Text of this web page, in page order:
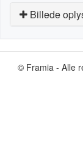
Billede
© Framia - Alle